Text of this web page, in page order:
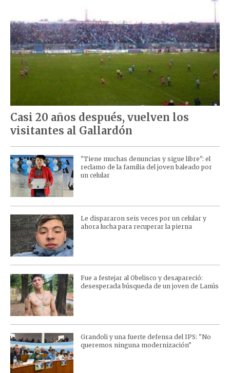
Casi 20 años después, vuelven los
visitantes al Gallardón
"Tiene muchas denuncias y sigue libre": el
reclamo de la familia del joven baleado por
un celular
Le dispararon seis veces por un celular y
ahora lucha para recuperar la pierna
Fue a festejar al Obelisco y desapareció:
desesperada búsqueda de un joven de Lanús
Grandoli y una fuerte defensa del IPS: "No
queremos ninguna modernización"